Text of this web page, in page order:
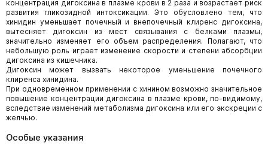
концентрация дигоксина в плазме крови в 2 раза и возрастает риск
развития гликозидной интоксикации. Это обусловлено тем, что
хинидин уменьшает почечный и внепочечный клиренс дигоксина,
вытесняет дигоксин из мест связывания с белками плазмы,
значительно изменяет его объем распределения. Полагают, что
небольшую роль играет изменение скорости и степени абсорбции
дигоксина из кишечника.
Дигоксин может вызвать некоторое уменьшение почечного
клиренса хинидина.
При одновременном применении с хинином возможно значительное
повышение концентрации дигоксина в плазме крови, по-видимому,
вследствие изменений метаболизма дигоксина или его экскреции с
желчью.
Особые указания